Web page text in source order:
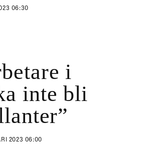
06:30
i
inte bli
2023 06:00